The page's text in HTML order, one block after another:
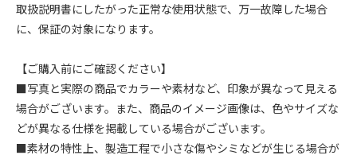
取扱説明書にしたがった正常な使用状態で、万一故障した場合
に、保証の対象になります。
【ご購入前にご確認ください】
■写真と実際の商品でカラーや素材など、印象が異なって見える
場合がございます。また、商品のイメージ画像は、色やサイズな
どが異なる仕様を掲載している場合がございます。
■素材の特性上、製造工程で小さな傷やシミなどが生じる場合が